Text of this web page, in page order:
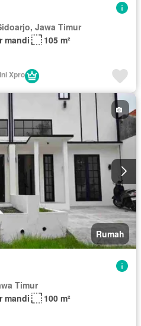
Jawa Timur
mandi
105 m²
Xpro
Rumah
Timur
mandi
100 m²